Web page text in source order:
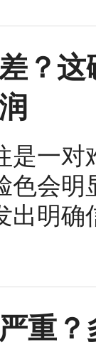
？
是一
色会
出明
重